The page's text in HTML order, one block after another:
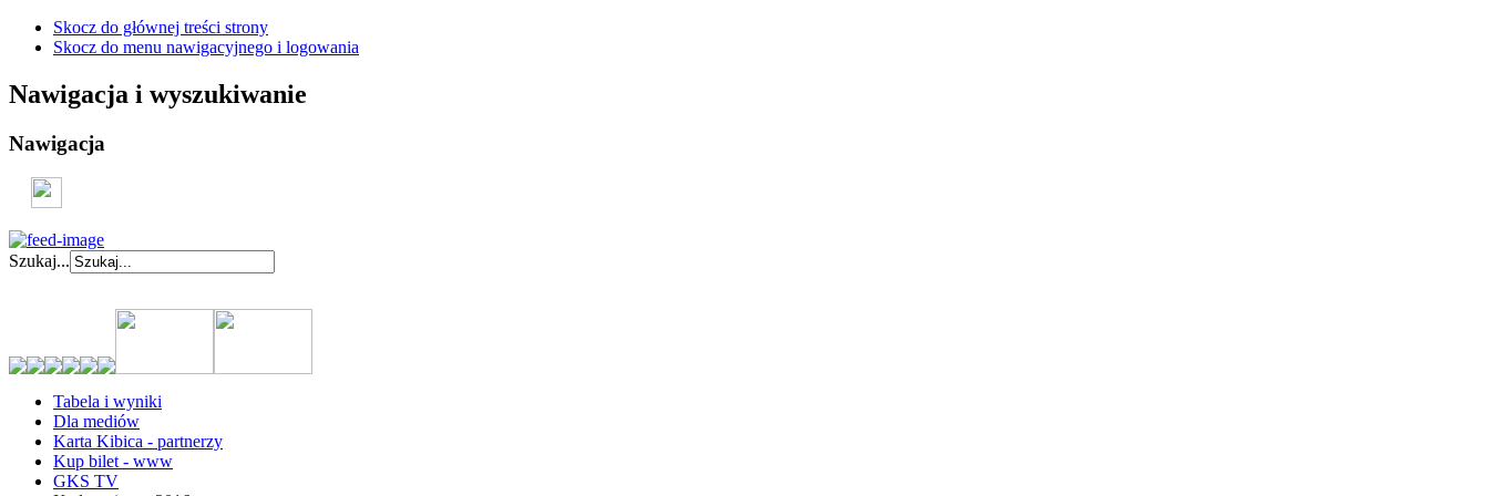
Skocz do głównej treści strony
Skocz do menu nawigacyjnego i logowania
Nawigacja i wyszukiwanie
Nawigacja
Szukaj...
Tabela i wyniki
Dla mediów
Karta Kibica - partnerzy
Kup bilet - www
GKS TV